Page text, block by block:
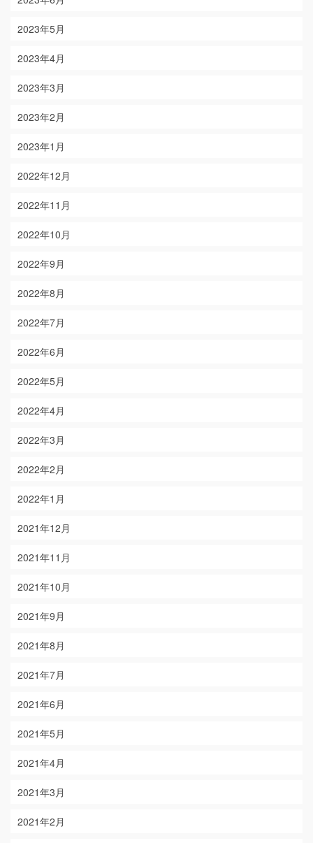
2023年5月
2023年4月
2023年3月
2023年2月
2023年1月
2022年12月
2022年11月
2022年10月
2022年9月
2022年8月
2022年7月
2022年6月
2022年5月
2022年4月
2022年3月
2022年2月
2022年1月
2021年12月
2021年11月
2021年10月
2021年9月
2021年8月
2021年7月
2021年6月
2021年5月
2021年4月
2021年3月
2021年2月